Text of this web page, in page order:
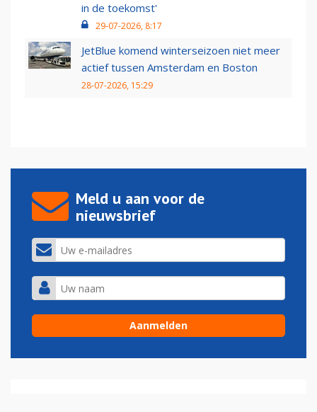
in de toekomst'
29-07-2026, 8:17
JetBlue komend winterseizoen niet meer
actief tussen Amsterdam en Boston
28-07-2026, 15:29
Meld u aan voor de
nieuwsbrief